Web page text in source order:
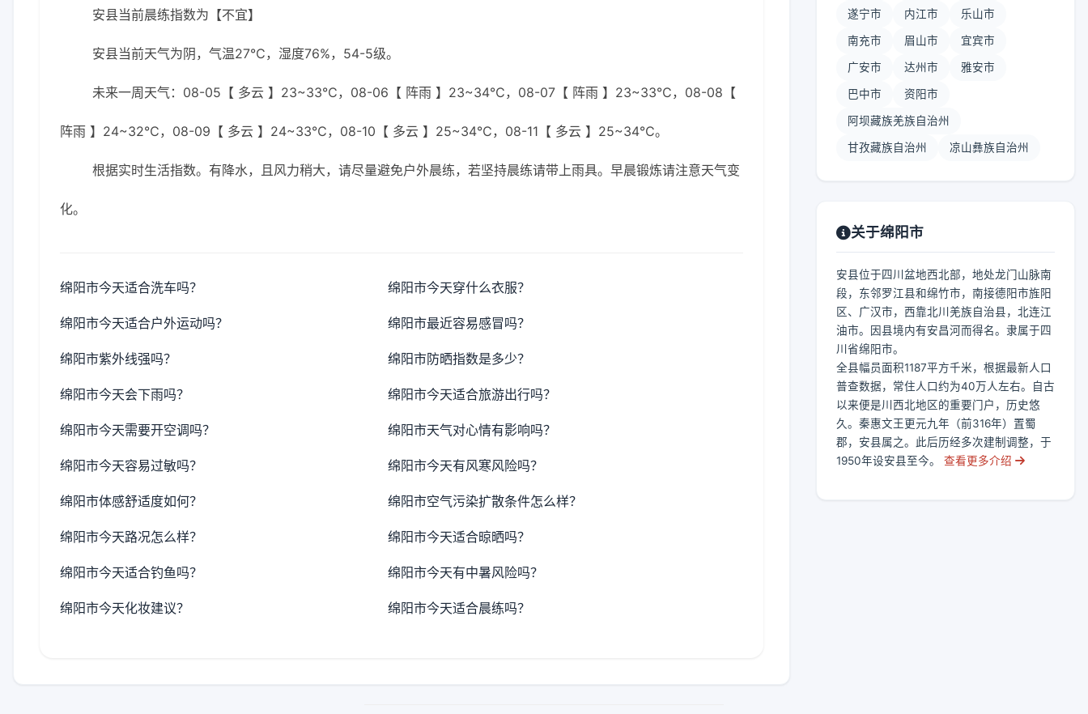
安县当前晨练指数为【不宜】
安县当前天气为阴，气温27℃，湿度76%，54-5级。
未来一周天气：08-05【 多云 】23~33℃，08-06【 阵雨 】23~34℃，08-07【 阵雨 】23~33℃，08-08【
阵雨 】24~32℃，08-09【 多云 】24~33℃，08-10【 多云 】25~34℃，08-11【 多云 】25~34℃。
根据实时生活指数。有降水，且风力稍大，请尽量避免户外晨练，若坚持晨练请带上雨具。早晨锻炼请注意天气变
化。
绵阳市今天适合洗车吗？ 绵阳市今天穿什么衣服？
绵阳市今天适合户外运动吗？ 绵阳市最近容易感冒吗？
绵阳市紫外线强吗？ 绵阳市防晒指数是多少？
绵阳市今天会下雨吗？ 绵阳市今天适合旅游出行吗？
绵阳市今天需要开空调吗？ 绵阳市天气对心情有影响吗？
绵阳市今天容易过敏吗？ 绵阳市今天有风寒风险吗？
绵阳市体感舒适度如何？ 绵阳市空气污染扩散条件怎么样？
绵阳市今天路况怎么样？ 绵阳市今天适合晾晒吗？
绵阳市今天适合钓鱼吗？ 绵阳市今天有中暑风险吗？
绵阳市今天化妆建议？ 绵阳市今天适合晨练吗？
遂宁市 内江市 乐山市
南充市 眉山市 宜宾市
广安市 达州市 雅安市
巴中市 资阳市
阿坝藏族羌族自治州
甘孜藏族自治州 凉山彝族自治州
关于绵阳市
安县位于四川盆地西北部，地处龙门山脉南
段，东邻罗江县和绵竹市，南接德阳市旌阳
区、广汉市，西靠北川羌族自治县，北连江
油市。因县境内有安昌河而得名。隶属于四
川省绵阳市。
全县幅员面积1187平方千米，根据最新人口
普查数据，常住人口约为40万人左右。自古
以来便是川西北地区的重要门户，历史悠
久。秦惠文王更元九年（前316年）置蜀
郡，安县属之。此后历经多次建制调整，于
1950年设安县至今。
查看更多介绍